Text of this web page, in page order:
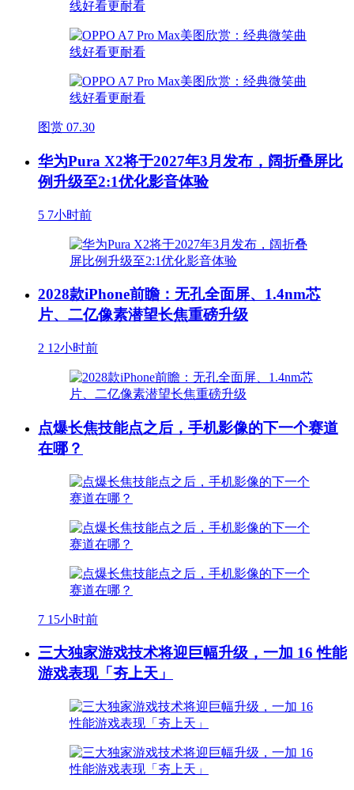
图赏 07.30
华为Pura X2将于2027年3月发布，阔折叠屏比
例升级至2:1优化影音体验
5 7小时前
2028款iPhone前瞻：无孔全面屏、1.4nm芯
片、二亿像素潜望长焦重磅升级
2 12小时前
点爆长焦技能点之后，手机影像的下一个赛道
在哪？
7 15小时前
三大独家游戏技术将迎巨幅升级，一加 16 性能
游戏表现「夯上天」